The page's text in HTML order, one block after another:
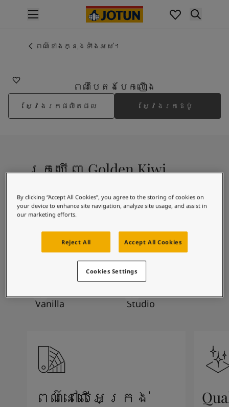
គំនូរខាងក្នុង
ផលិតផលផ្នែកខាងក្រៅ
ពណ៌
ពណ៌ថ្នាំលាបខាងក្នុង
ពណ៌ខាងក្នុងទាំងអស់។
Colour Tools
ការបំផុសគំនិត
ការបំផុសគំនិតពីផ្នែកខាងក្នុងផ្ទះ
ការបំផុសគំនិតពីផ្នែកខាងក្រៅផ្ទះ
Blog សំរាប់ការរស់នៅដែលពោរពេញដោយការការបំផុសគំនិ
លាបពណ៌ផ្ទះរបស់អ្នក
Soulful Spaces - ជម្រើសពណ៌ចុងក្រោយបំផុតពី Jotun
ពណ៌ខាងក្នុងទាំងអស់។
ពណ៌បៃតងបែកលឿង
ស្វែងរកផលិតផល ស្វែងរកដេប៉ូ
រកឃើញ Golden Kiwi
A lively golden green shade
ការរួមបញ្ចូលពណ៌ដែល
បានណែនាំ
Vanilla Studio
ពណ៌នៅលើអេក្រង់
By clicking “Accept All Cookies”, you agree to the storing of cookies on
your device to enhance site navigation, analyze site usage, and assist in
our marketing efforts.
Reject All Accept All Cookies
Cookies Settings